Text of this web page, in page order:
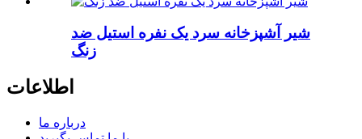
شیر آشپزخانه سرد یک نفره استیل ضد
زنگ
اطلاعات
درباره ما